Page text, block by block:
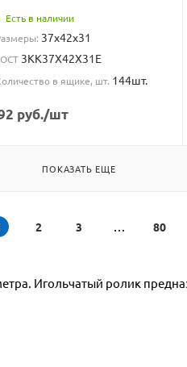
Есть в наличии
37x42x31
3КК37X42X31Е
в ящике, шт. 144шт.
руб./шт
ПОКАЗАТЬ ЕЩЕ
2 3 80
Игольчатый ролик